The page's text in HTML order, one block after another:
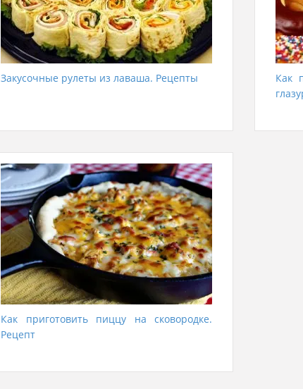
Закусочные рулеты из лаваша. Рецепты
Как
Как приготовить пиццу на сковородке.
Рецепт